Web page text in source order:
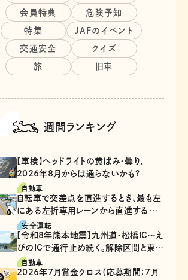
会員特典 危険予知
特集 JAFのイベント
交通安全 クイズ
旅 旧車
週間ランキング
【車検】ヘッドライトの黄ばみ・曇り、
2026年8月からは通らないかも?
自動車
自転車で交差点を直進するとき、最も左
にある左折専用レーンから直進するの
は、違反？
安全運転
【令和8年熊本地震】九州道・松橋IC～え
びのICで通行止め続く。解除区間と東九
州道の迂回ルート
自動車
2026年7月賞金クロス（応募期間：7月